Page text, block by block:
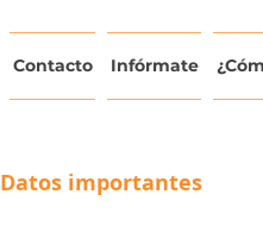
Contacto Infórmate
Datos importantes